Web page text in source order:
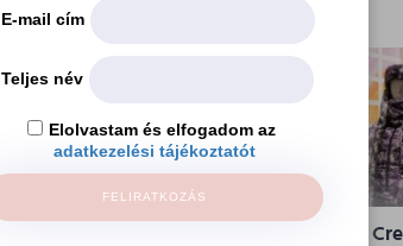
További cikkek
E-mail cím
Teljes név
Elolvastam és elfogadom az
adatkezelési tájékoztatót
FELIRATKOZÁS